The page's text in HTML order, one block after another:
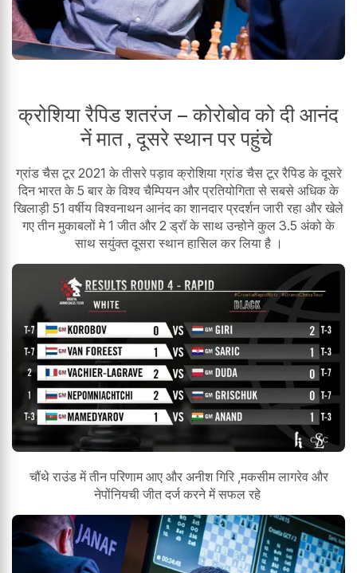
क्रोशिया रैपिड शतरंज – कोरोबोव को दी आनंद
नें मात , दूसरे स्थान पर पहुंचे
ग्रांड चैस टूर 2021 के तीसरे पड़ाव क्रोशिया ग्रांड चैस टूर रैपिड के दूसरे
दिन भारत के 5 बार के विश्व चैम्पियन और प्रतियोगिता से सबसे अधिक के
खिलाड़ी 51 वर्षीय विश्वनाथन आनंद का शानदार प्रदर्शन जारी रहा और खेले
गए तीन मुकाबलों मे 1 जीत और 2 ड्रॉ के साथ उन्होने कुल 3.5 अंको के
साथ सयुंक्त दूसरा स्थान हासिल कर लिया है ।
चौंथे राउंड में तीन परिणाम आए और अनीश गिरि ,मकसीम लागरेव और
नेपोंनियची जीत दर्ज करने में सफल रहे